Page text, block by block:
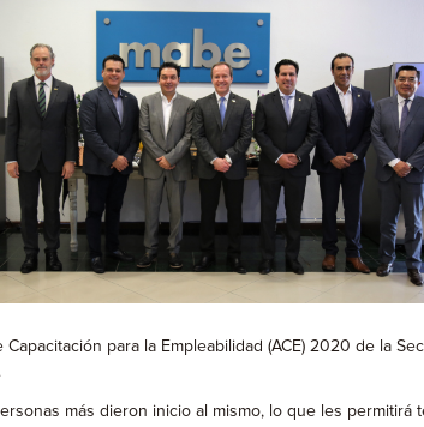
para la Empleabilidad (ACE) 2020 de la
más dieron inicio al mismo, lo que les